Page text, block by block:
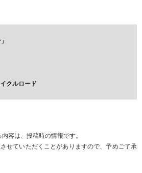
クルロード
容は、投稿時の情報です。
せていただくことがありますので、予めご了承